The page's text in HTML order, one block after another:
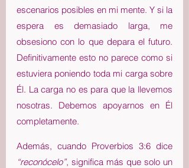
escenarios posibles en mi mente. Y si la
espera es demasiado larga, me
obsesiono con lo que depara el futuro.
Definitivamente esto no parece como si
estuviera poniendo toda mi carga sobre
Él. La carga no es para que la llevemos
nosotras. Debemos apoyarnos en Él
completamente.
“reconócelo”, significa más que solo un